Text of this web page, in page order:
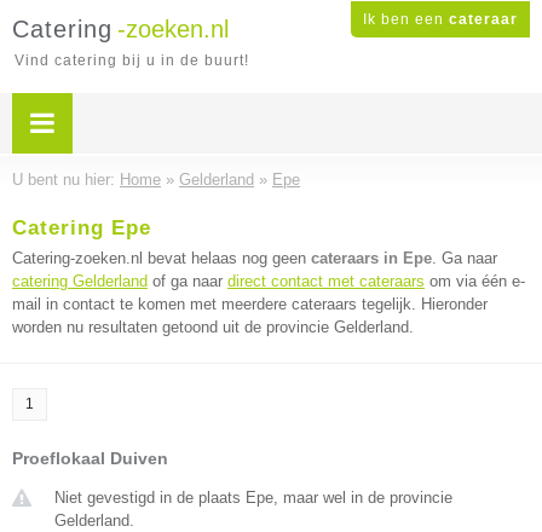
Ik ben een cateraar
Catering -zoeken.nl
Vind catering bij u in de buurt!
U bent nu hier: Home » Gelderland » Epe
Catering Epe
Catering-zoeken.nl bevat helaas nog geen cateraars in Epe. Ga naar
catering Gelderland of ga naar direct contact met cateraars om via één e-
mail in contact te komen met meerdere cateraars tegelijk. Hieronder
worden nu resultaten getoond uit de provincie Gelderland.
1
Proeflokaal Duiven
Niet gevestigd in de plaats Epe, maar wel in de provincie
Gelderland.